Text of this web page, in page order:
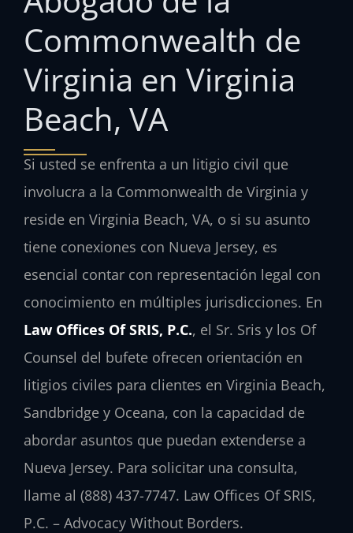
Commonwealth de
Virginia en Virginia
Beach, VA
Si usted se enfrenta a un litigio civil que
involucra a la Commonwealth de Virginia y
reside en Virginia Beach, VA, o si su asunto
tiene conexiones con Nueva Jersey, es
esencial contar con representación legal con
conocimiento en múltiples jurisdicciones. En
Law Offices Of SRIS, P.C., el Sr. Sris y los Of
Counsel del bufete ofrecen orientación en
litigios civiles para clientes en Virginia Beach,
Sandbridge y Oceana, con la capacidad de
abordar asuntos que puedan extenderse a
Nueva Jersey. Para solicitar una consulta,
llame al (888) 437-7747. Law Offices Of SRIS,
P.C. – Advocacy Without Borders.